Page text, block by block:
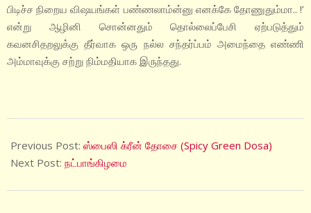
பிடிச்ச நிறைய விஷயங்கள் பண்ணலாம்ன்னு எனக்கே தோணுதும்மா.. !’
என்று ஆழினி சொன்னதும் தொல்லைப்பேசி ஏற்படுத்தும்
கவனசிதறலுக்கு தீர்வாக ஒரு நல்ல சந்தர்ப்பம் அமைந்தை எண்ணி
அம்மாவுக்கு சற்று நிம்மதியாக இருந்தது.
11-
15
Previous Post: ஸ்பைஸி க்ரீன் தோசை (Spicy Green Dosa)
Next Post: நட்பாங்கிழமை